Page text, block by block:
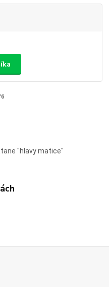
"hlavy matice"